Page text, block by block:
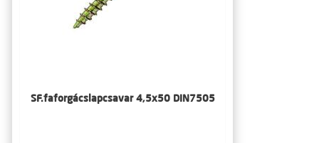
SF.faforgácslapcsavar 4,5x50 DIN7505